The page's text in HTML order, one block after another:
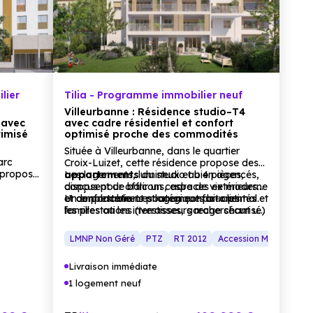
Plan Relance Logement
pour
Tilia - Programme immobilier neuf
Villeurbanne : Résidence studio–T4
avec cadre résidentiel et confort
optimisé proche des commodités
Située à Villeurbanne, dans le quartier
Croix-Luizet, cette résidence propose des
appartementsdu studio au 4 pièces,
conçus pour offrir un cadre de vie moderne
et confortable. Les logements bi-orientés et
les prestations (terrasses, garage sécurisé)
Les logements, lumineux et bien agencés,
disposent de balcons, espaces extérieurs
et de prestations pour un confort optimal.
Un emplacement stratégique pour les
familles ou les investisseurs recherchant un
LMNP Non Géré PTZ RT 2012 Accession Maîtrisée
Livraison immédiate
1 logement neuf